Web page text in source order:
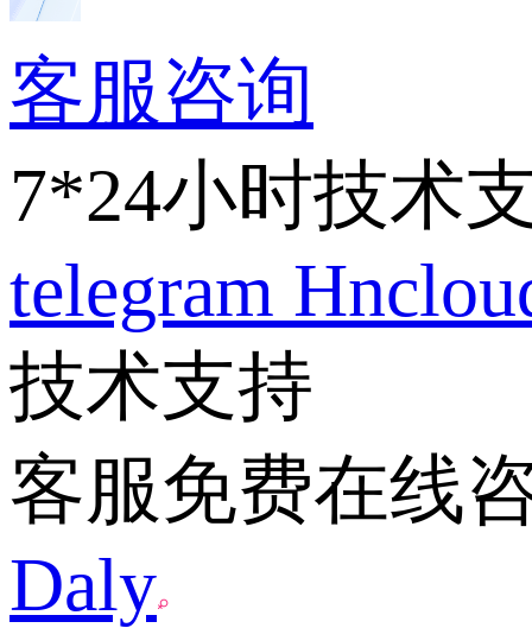
客服咨询
7*24小时技术
telegram
技术支持
客服免费在线
Daly